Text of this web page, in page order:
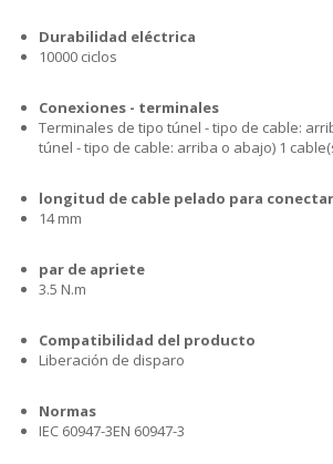
Durabilidad eléctrica
10000 ciclos
Conexiones - terminales
Terminales de tipo túnel - tipo de cable:
túnel - tipo de cable: arriba o abajo) 1
longitud de cable pelado para
14 mm
par de apriete
3.5 N.m
Compatibilidad del producto
Liberación de disparo
Normas
IEC 60947-3EN 60947-3